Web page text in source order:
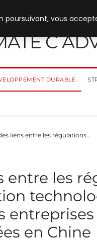
C
DURABLE
liens entre les régulations…
entre les
entreprises
en Chine
poursuivant, vous